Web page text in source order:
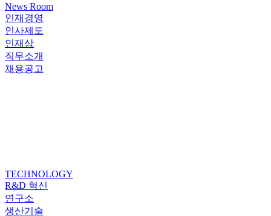
News Room
인재경영
인사제도
인재상
직무소개
채용공고
TECHNOLOGY
R&D 혁신
연구소
생산기술